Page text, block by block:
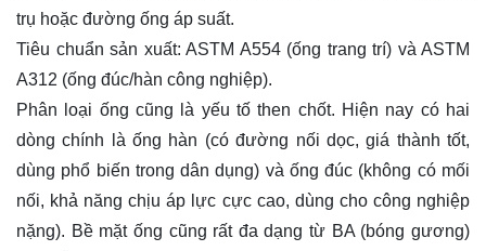
trụ hoặc đường ống áp suất.
Tiêu chuẩn sản xuất: ASTM A554 (ống trang trí) và ASTM
A312 (ống đúc/hàn công nghiệp).
Phân loại ống cũng là yếu tố then chốt. Hiện nay có hai
dòng chính là ống hàn (có đường nối dọc, giá thành tốt,
dùng phổ biến trong dân dụng) và ống đúc (không có mối
nối, khả năng chịu áp lực cực cao, dùng cho công nghiệp
nặng). Bề mặt ống cũng rất đa dạng từ BA (bóng gương)